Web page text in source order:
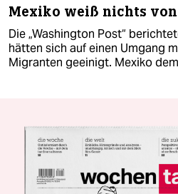
Mexiko weiß nichts
Die „Washington Post“
hätten sich auf einen Umgang
Migranten geeinigt. Mexiko